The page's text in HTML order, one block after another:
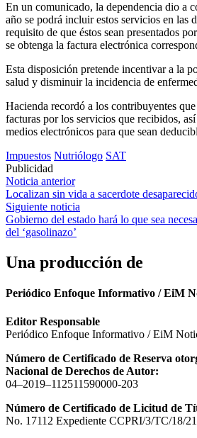
En un comunicado, la dependencia dio a
año se podrá incluir estos servicios en las
requisito de que éstos sean presentados
se obtenga la factura electrónica
Esta disposición pretende incentivar a la
salud y disminuir la incidencia de
Hacienda recordó a los contribuyentes
facturas por los servicios que recibidos,
medios electrónicos para que sean
Impuestos Nutriólogo SAT
Publicidad
Navegación
de
entradas
Noticia anterior
Localizan sin vida a sacerdote
Siguiente noticia
Gobierno del estado hará lo que sea
del ‘gasolinazo’
Una producción de
Periódico Enfoque Informativo / EiM
Editor Responsable
Periódico Enfoque Informativo / EiM
Número de Certificado de Reserva
Nacional de Derechos de Autor:
04–2019–112511590000-203
Número de Certificado de Licitud de
No. 17112 Expediente CCPRI/3/TC/18/